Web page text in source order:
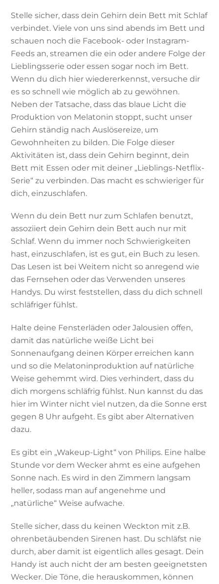
Stelle sicher, dass dein Gehirn dein Bett mit Schlaf
verbindet. Viele von uns sind abends im Bett und
schauen noch die Facebook- oder Instagram-
Feeds an, streamen die ein oder andere Folge der
Lieblingsserie oder essen sogar noch im Bett.
Wenn du dich hier wiedererkennst, versuche dir
es so schnell wie möglich ab zu gewöhnen.
Neben der Tatsache, dass das blaue Licht die
Produktion von Melatonin stoppt, sucht unser
Gehirn ständig nach Auslösereize, um
Gewohnheiten zu bilden. Die Folge dieser
Aktivitäten ist, dass dein Gehirn beginnt, dein
Bett mit Essen oder mit deiner „Lieblings-Netflix-
Serie“ zu verbinden. Das macht es schwieriger für
dich, einzuschlafen.
Wenn du dein Bett nur zum Schlafen benutzt,
assoziiert dein Gehirn dein Bett auch nur mit
Schlaf. Wenn du immer noch Schwierigkeiten
hast, einzuschlafen, ist es gut, ein Buch zu lesen.
Das Lesen ist bei Weitem nicht so anregend wie
das Fernsehen oder das Verwenden unseres
Handys. Du wirst feststellen, dass du dich schnell
schläfriger fühlst.
Halte deine Fensterläden oder Jalousien offen,
damit das natürliche weiße Licht bei
Sonnenaufgang deinen Körper erreichen kann
und so die Melatoninproduktion auf natürliche
Weise gehemmt wird. Dies verhindert, dass du
dich morgens schläfrig fühlst. Nun kannst du das
hier im Winter nicht viel nutzen, da die Sonne erst
gegen 8 Uhr aufgeht. Es gibt aber Alternativen
dazu.
Es gibt ein „Wakeup-Light“ von Philips. Eine halbe
Stunde vor dem Wecker ahmt es eine aufgehen
Sonne nach. Es wird in den Zimmern langsam
heller, sodass man auf angenehme und
„natürliche“ Weise aufwache.
Stelle sicher, dass du keinen Weckton mit z.B.
ohrenbetäubenden Sirenen hast. Du schläfst nie
durch, aber damit ist eigentlich alles gesagt. Dein
Handy ist auch nicht der am besten geeignetsten
Wecker. Die Töne, die herauskommen, können